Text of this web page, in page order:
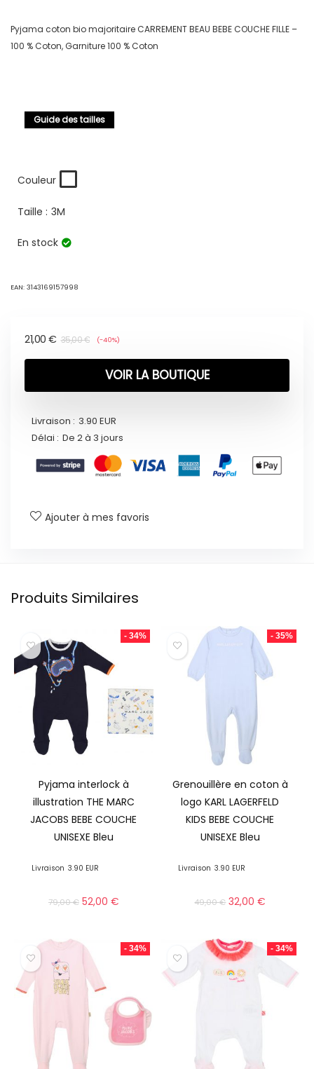
Pyjama coton bio majoritaire CARREMENT BEAU BEBE COUCHE FILLE –
100 % Coton, Garniture 100 % Coton
Guide des tailles
Couleur
Taille : 3M
En stock
EAN: 3143169157998
35,00€
21,00 € (-40%)
VOIR LA BOUTIQUE
Livraison : 3.90 EUR
Délai : De 2 à 3 jours
Ajouter à mes favoris
Produits Similaires
- 34%
Pyjama interlock à
illustration THE MARC
JACOBS BEBE COUCHE
UNISEXE Bleu
Livraison 3.90 EUR
79,00€ 52,00 €
- 35%
Grenouillère en coton à
logo KARL LAGERFELD
KIDS BEBE COUCHE
UNISEXE Bleu
Livraison 3.90 EUR
49,00€ 32,00€
- 34% - 34%